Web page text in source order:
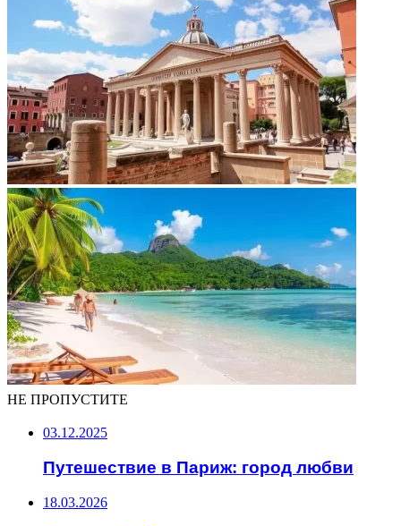
НЕ ПРОПУСТИТЕ
03.12.2025
Путешествие в Париж: город любви
18.03.2026